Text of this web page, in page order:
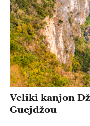
Veliki kanjon
Guejdžou